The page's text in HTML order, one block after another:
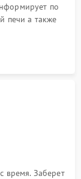
по
печи а также
время. Заберет